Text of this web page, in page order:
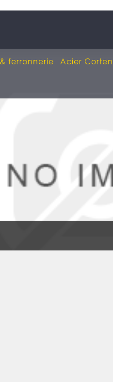
ferronnerie Acier Corten